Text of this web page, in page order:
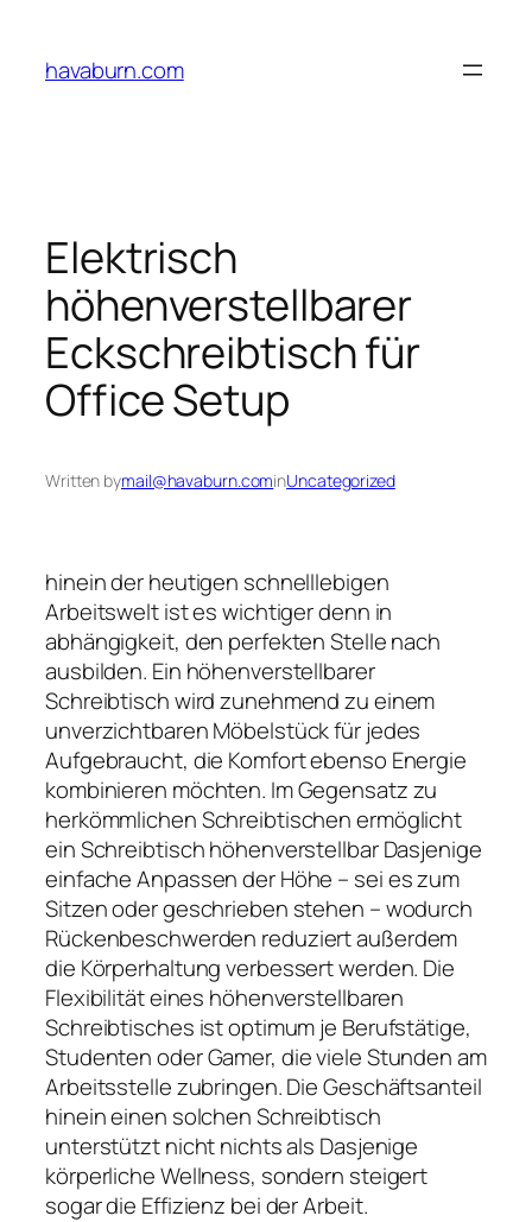
content
havaburn.com
Elektrisch
höhenverstellbarer
Eckschreibtisch für
Office Setup
Written bymail@havaburn.cominUncategorized
hinein der heutigen schnelllebigen
Arbeitswelt ist es wichtiger denn in
abhängigkeit, den perfekten Stelle nach
ausbilden. Ein höhenverstellbarer
Schreibtisch wird zunehmend zu einem
unverzichtbaren Möbelstück für jedes
Aufgebraucht, die Komfort ebenso Energie
kombinieren möchten. Im Gegensatz zu
herkömmlichen Schreibtischen ermöglicht
ein Schreibtisch höhenverstellbar Dasjenige
einfache Anpassen der Höhe – sei es zum
Sitzen oder geschrieben stehen – wodurch
Rückenbeschwerden reduziert außerdem
die Körperhaltung verbessert werden. Die
Flexibilität eines höhenverstellbaren
Schreibtisches ist optimum je Berufstätige,
Studenten oder Gamer, die viele Stunden am
Arbeitsstelle zubringen. Die Geschäftsanteil
hinein einen solchen Schreibtisch
unterstützt nicht nichts als Dasjenige
körperliche Wellness, sondern steigert
sogar die Effizienz bei der Arbeit.